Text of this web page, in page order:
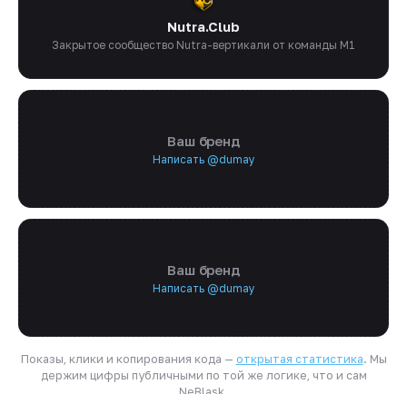
Nutra.Club
Закрытое сообщество Nutra-вертикали от команды M1
Ваш бренд
Написать @dumay
Ваш бренд
Написать @dumay
Показы, клики и копирования кода — открытая статистика. Мы
держим цифры публичными по той же логике, что и сам